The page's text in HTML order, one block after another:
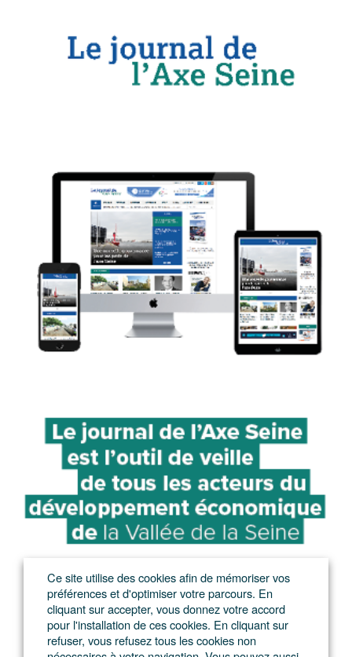
Ce site utilise des cookies afin de mémoriser vos
préférences et d'optimiser votre parcours. En
cliquant sur accepter, vous donnez votre accord
pour l'installation de ces cookies. En cliquant sur
refuser, vous refusez tous les cookies non